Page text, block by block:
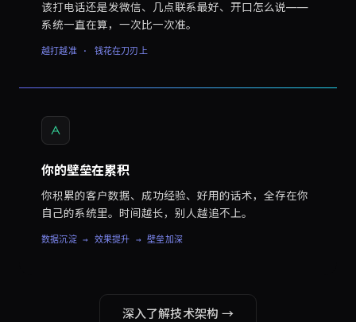
该打电话还是发微信、几点联系最好、开口怎么说——
系统一直在算，一次比一次准。
越打越准 · 钱花在刀刃上
你的壁垒在累积
你积累的客户数据、成功经验、好用的话术，全存在你
自己的系统里。时间越长，别人越追不上。
数据沉淀 → 效果提升 → 壁垒加深
深入了解技术架构 →